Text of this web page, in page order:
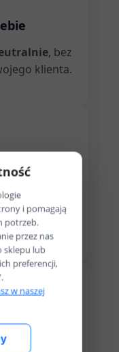
, bez
klienta.
i
i pomagają
potrzeb.
przez nas
sklepu lub
preferencji,
w naszej